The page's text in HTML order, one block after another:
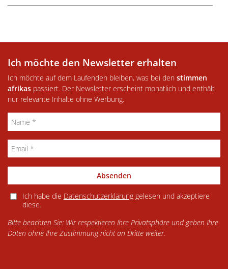
Ich möchte den Newsletter erhalten
Ich möchte auf dem Laufenden bleiben, was bei den stimmen
afrikas passiert. Der Newsletter erscheint monatlich und enthält
nur relevante Inhalte ohne Werbung.
Absenden
Ich habe die Datenschutzerklärunggelesen und akzeptiere
diese.
Bitte beachten Sie: Wir respektieren Ihre Privatsphäre und geben Ihre
Daten ohne Ihre Zustimmung nicht an Dritte weiter.